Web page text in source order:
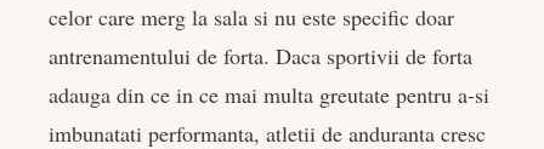
celor care merg la sala si nu este specific doar
antrenamentului de forta. Daca sportivii de forta
adauga din ce in ce mai multa greutate pentru a-si
imbunatati performanta, atletii de anduranta cresc